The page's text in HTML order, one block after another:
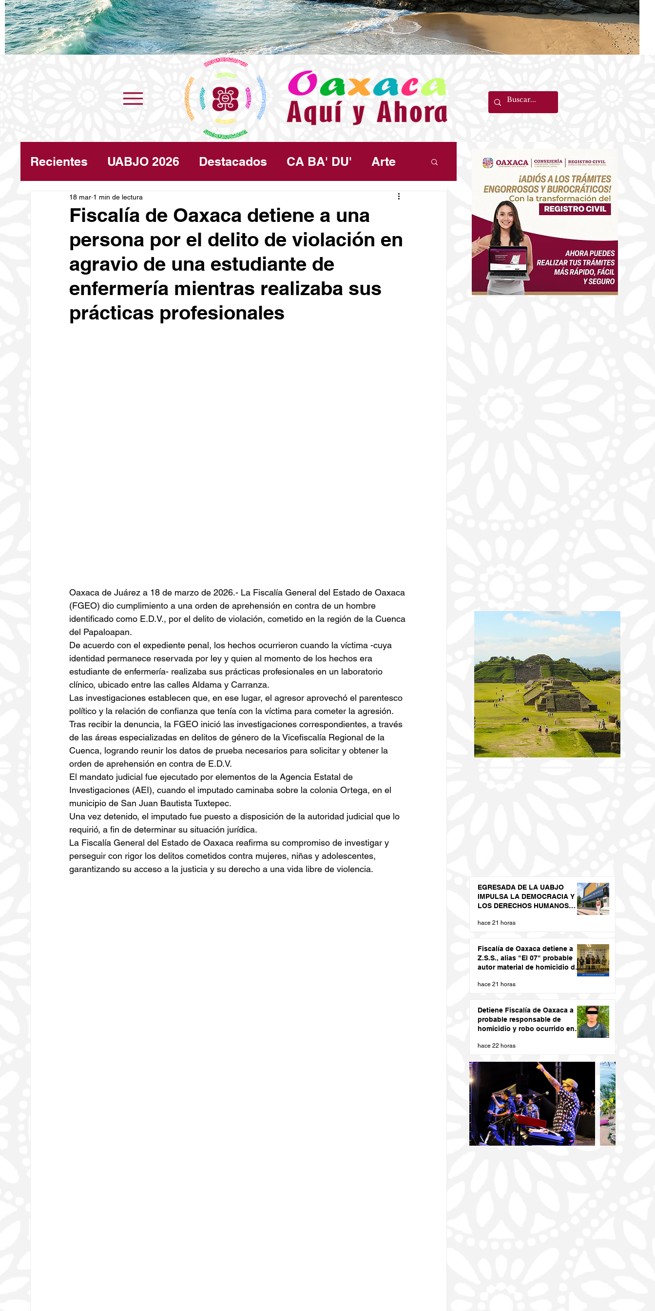
Recientes UABJO 2026 Destacados CA BA' DU' Arte
Congreso Turismo Salud
Educación Economía Cultura Nota Roja Entrevista
Deportes Medio Ambiente Otros
Diputados Carrusel Sesión Solemne
Fiscalía de Oaxaca detiene a una
persona por el delito de violación en
agravio de una estudiante de
enfermería mientras realizaba sus
prácticas profesionales
18 mar 1 min de lectura
Oaxaca de Juárez a 18 de marzo de 2026.- La Fiscalía General del Estado de Oaxaca
(FGEO) dio cumplimiento a una orden de aprehensión en contra de un hombre
identificado como E.D.V., por el delito de violación, cometido en la región de la Cuenca
del Papaloapan.
De acuerdo con el expediente penal, los hechos ocurrieron cuando la víctima -cuya
identidad permanece reservada por ley y quien al momento de los hechos era
estudiante de enfermería- realizaba sus prácticas profesionales en un laboratorio
clínico, ubicado entre las calles Aldama y Carranza.
Las investigaciones establecen que, en ese lugar, el agresor aprovechó el parentesco
político y la relación de confianza que tenía con la víctima para cometer la agresión.
Tras recibir la denuncia, la FGEO inició las investigaciones correspondientes, a través
de las áreas especializadas en delitos de género de la Vicefiscalía Regional de la
Cuenca, logrando reunir los datos de prueba necesarios para solicitar y obtener la
orden de aprehensión en contra de E.D.V.
El mandato judicial fue ejecutado por elementos de la Agencia Estatal de
Investigaciones (AEI), cuando el imputado caminaba sobre la colonia Ortega, en el
municipio de San Juan Bautista Tuxtepec.
Una vez detenido, el imputado fue puesto a disposición de la autoridad judicial que lo
requirió, a fin de determinar su situación jurídica.
La Fiscalía General del Estado de Oaxaca reafirma su compromiso de investigar y
perseguir con rigor los delitos cometidos contra mujeres, niñas y adolescentes,
garantizando su acceso a la justicia y su derecho a una vida libre de violencia.
EGRESADA DE LA UABJO
IMPULSA LA DEMOCRACIA Y
LOS DERECHOS HUMANOS
hace 21 horas
Fiscalía de Oaxaca detiene a
Z.S.S., alias "El 07" probable
autor material de homicidio del
ex presidente municipal de San
Juan Cacahuatepec
hace 21 horas
Detiene Fiscalía de Oaxaca a
probable responsable de
homicidio y robo ocurrido en
hace 22 horas